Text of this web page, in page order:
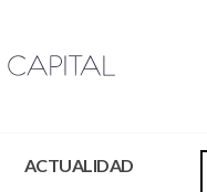
ACTUALIDAD